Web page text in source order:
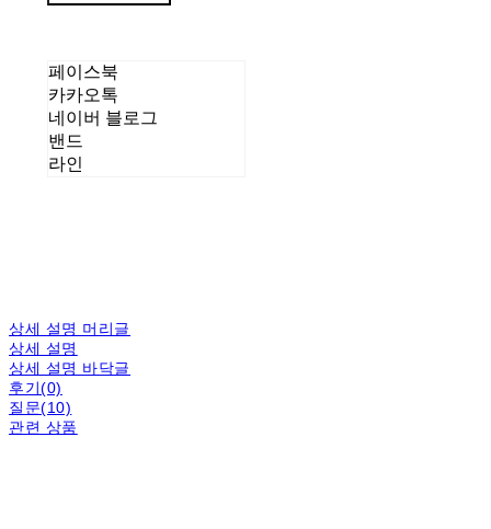
페이스북
카카오톡
네이버 블로그
밴드
라인
상세 설명 머리글
상세 설명
상세 설명 바닥글
후기(0)
질문(10)
관련 상품